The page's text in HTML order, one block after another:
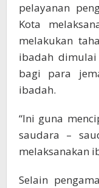
pelayanan
Kota
melakukan
ibadah dimulai
bagi para
ibadah.
“Ini guna
saudara –
melaksanakan
Selain